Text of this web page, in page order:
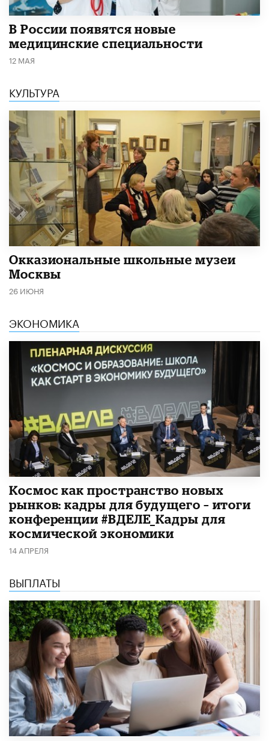
В России появятся новые
медицинские специальности
12 МАЯ
КУЛЬТУРА
​Окказиональные школьные музеи
Москвы
26 ИЮНЯ
ЭКОНОМИКА
Космос как пространство новых
рынков: кадры для будущего – итоги
конференции #ВДЕЛЕ_Кадры для
космической экономики
14 АПРЕЛЯ
ВЫПЛАТЫ